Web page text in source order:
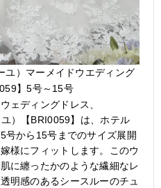
ユ）マーメイドウエディング
】5号～15号
ェディングドレス、
）【BRI0059】は、ホテル
号から15号までのサイズ展開
様にフィットします。このウ
に纏ったかのような繊細なレ
明感のあるシースルーのチュ